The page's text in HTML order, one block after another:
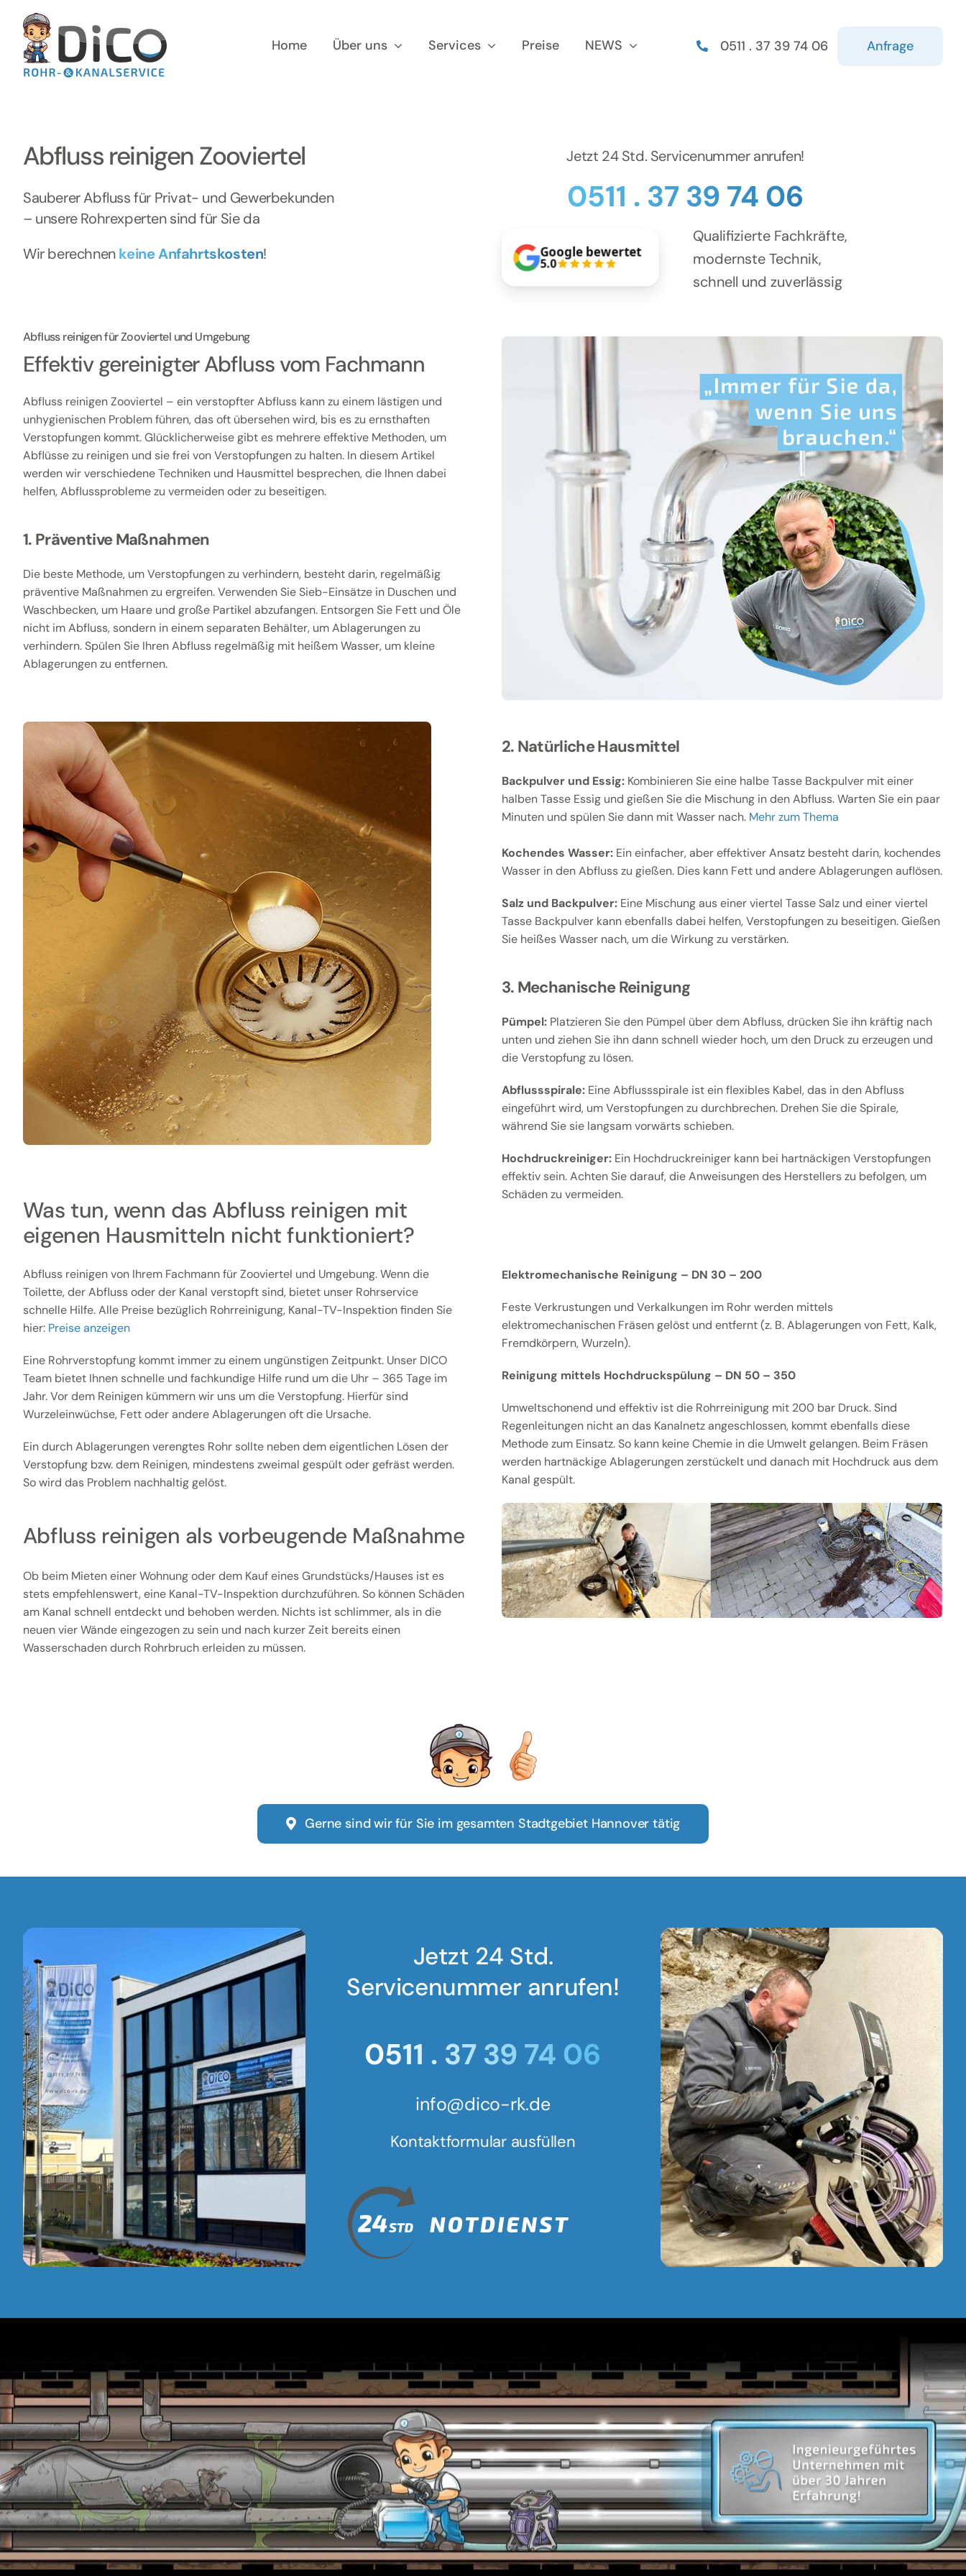
Inhalt
springen
Home Über uns Services Preise NEWS 0511 . 37 39 74 06 Anfrage
Abfluss reinigen Zooviertel
Sauberer Abfluss für Privat- und Gewerbekunden
– unsere Rohrexperten sind für Sie da
Wir berechnenkeine Anfahrtskosten!
Jetzt 24 Std. Servicenummer anrufen!
0511 . 37 39 74 06
Google bewertet
5.0
Qualifizierte Fachkräfte,
modernste Technik,
schnell und zuverlässig
Abfluss reinigen für Zooviertel und Umgebung
Effektiv gereinigter Abfluss vom Fachmann
Abfluss reinigen Zooviertel – ein verstopfter Abfluss kann zu einem lästigen und
unhygienischen Problem führen, das oft übersehen wird, bis es zu ernsthaften
Verstopfungen kommt. Glücklicherweise gibt es mehrere effektive Methoden, um
Abflüsse zu reinigen und sie frei von Verstopfungen zu halten. In diesem Artikel
werden wir verschiedene Techniken und Hausmittel besprechen, die Ihnen dabei
helfen, Abflussprobleme zu vermeiden oder zu beseitigen.
1. Präventive Maßnahmen
Die beste Methode, um Verstopfungen zu verhindern, besteht darin, regelmäßig
präventive Maßnahmen zu ergreifen. Verwenden Sie Sieb-Einsätze in Duschen und
Waschbecken, um Haare und große Partikel abzufangen. Entsorgen Sie Fett und Öle
nicht im Abfluss, sondern in einem separaten Behälter, um Ablagerungen zu
verhindern. Spülen Sie Ihren Abfluss regelmäßig mit heißem Wasser, um kleine
Ablagerungen zu entfernen.
2. Natürliche Hausmittel
Backpulver und Essig:Kombinieren Sie eine halbe Tasse Backpulver mit einer
halben Tasse Essig und gießen Sie die Mischung in den Abfluss. Warten Sie ein paar
Minuten und spülen Sie dann mit Wasser nach. Mehr zum Thema
Kochendes Wasser:Ein einfacher, aber effektiver Ansatz besteht darin, kochendes
Wasser in den Abfluss zu gießen. Dies kann Fett und andere Ablagerungen auflösen.
Salz und Backpulver:Eine Mischung aus einer viertel Tasse Salz und einer viertel
Tasse Backpulver kann ebenfalls dabei helfen, Verstopfungen zu beseitigen. Gießen
Sie heißes Wasser nach, um die Wirkung zu verstärken.
3. Mechanische Reinigung
Pümpel:Platzieren Sie den Pümpel über dem Abfluss, drücken Sie ihn kräftig nach
unten und ziehen Sie ihn dann schnell wieder hoch, um den Druck zu erzeugen und
die Verstopfung zu lösen.
Abflussspirale:Eine Abflussspirale ist ein flexibles Kabel, das in den Abfluss
eingeführt wird, um Verstopfungen zu durchbrechen. Drehen Sie die Spirale,
während Sie sie langsam vorwärts schieben.
Hochdruckreiniger:Ein Hochdruckreiniger kann bei hartnäckigen Verstopfungen
effektiv sein. Achten Sie darauf, die Anweisungen des Herstellers zu befolgen, um
Schäden zu vermeiden.
Was tun, wenn das Abfluss reinigen mit
eigenen Hausmitteln nicht funktioniert?
Abfluss reinigen von Ihrem Fachmann für Zooviertel und Umgebung. Wenn die
Toilette, der Abfluss oder der Kanal verstopft sind, bietet unser Rohrservice
schnelle Hilfe. Alle Preise bezüglich Rohrreinigung, Kanal-TV-Inspektion finden Sie
hier: Preise anzeigen
Eine Rohrverstopfung kommt immer zu einem ungünstigen Zeitpunkt. Unser DICO
Team bietet Ihnen schnelle und fachkundige Hilfe rund um die Uhr – 365 Tage im
Jahr. Vor dem Reinigen kümmern wir uns um die Verstopfung. Hierfür sind
Wurzeleinwüchse, Fett oder andere Ablagerungen oft die Ursache.
Ein durch Ablagerungen verengtes Rohr sollte neben dem eigentlichen Lösen der
Verstopfung bzw. dem Reinigen, mindestens zweimal gespült oder gefräst werden.
So wird das Problem nachhaltig gelöst.
Abfluss reinigen als vorbeugende Maßnahme
Ob beim Mieten einer Wohnung oder dem Kauf eines Grundstücks/Hauses ist es
stets empfehlenswert, eine Kanal-TV-Inspektion durchzuführen. So können Schäden
am Kanal schnell entdeckt und behoben werden. Nichts ist schlimmer, als in die
neuen vier Wände eingezogen zu sein und nach kurzer Zeit bereits einen
Wasserschaden durch Rohrbruch erleiden zu müssen.
Elektromechanische Reinigung – DN 30 – 200
Feste Verkrustungen und Verkalkungen im Rohr werden mittels
elektromechanischen Fräsen gelöst und entfernt (z. B. Ablagerungen von Fett, Kalk,
Fremdkörpern, Wurzeln).
Reinigung mittels Hochdruckspülung – DN 50 – 350
Umweltschonend und effektiv ist die Rohrreinigung mit 200 bar Druck. Sind
Regenleitungen nicht an das Kanalnetz angeschlossen, kommt ebenfalls diese
Methode zum Einsatz. So kann keine Chemie in die Umwelt gelangen. Beim Fräsen
werden hartnäckige Ablagerungen zerstückelt und danach mit Hochdruck aus dem
Kanal gespült.
Gerne sind wir für Sie im gesamten Stadtgebiet Hannover tätig
Jetzt 24 Std.
Servicenummer anrufen!
0511 . 37 39 74 06
info@dico-rk.de
Kontaktformular ausfüllen